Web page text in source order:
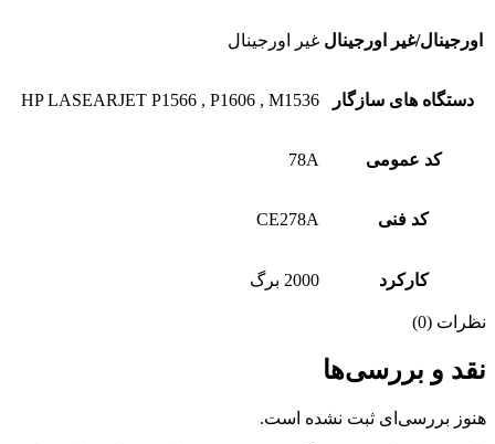
اورجینال/غیر اورجینال غیر اورجینال
دستگاه های سازگار HP LASEARJET P1566 , P1606 , M1536
کد عمومی 78A
کد فنی CE278A
کارکرد 2000 برگ
نظرات (0)
نقد و بررسی‌ها
هنوز بررسی‌ای ثبت نشده است.